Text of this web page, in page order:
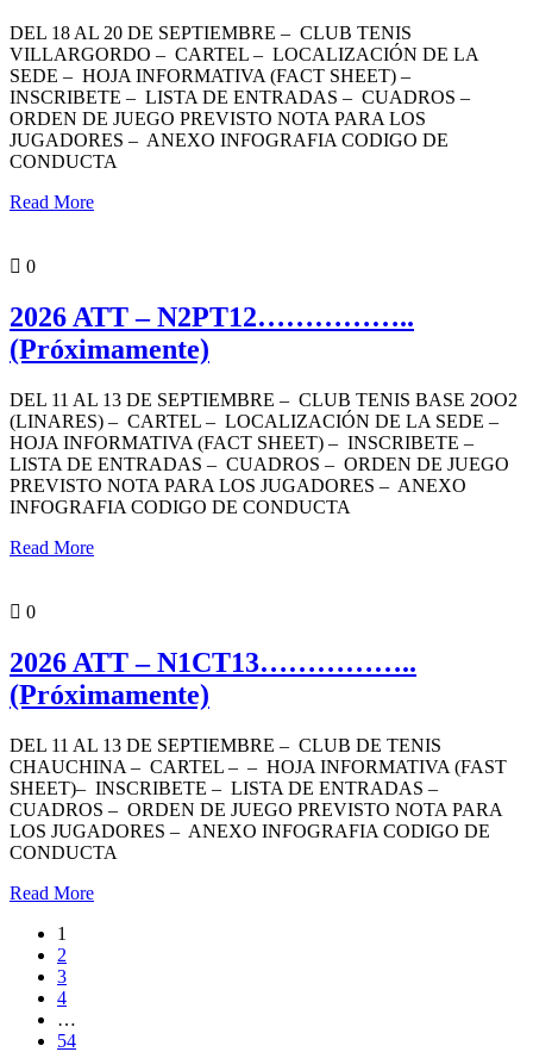
DEL 18 AL 20 DE SEPTIEMBRE – CLUB TENIS
VILLARGORDO – CARTEL – LOCALIZACIÓN DE LA
SEDE – HOJA INFORMATIVA (FACT SHEET) –
INSCRIBETE – LISTA DE ENTRADAS – CUADROS –
ORDEN DE JUEGO PREVISTO NOTA PARA LOS
JUGADORES – ANEXO INFOGRAFIA CODIGO DE
CONDUCTA
Read More
0
2026 ATT – N2PT12……………..
(Próximamente)
DEL 11 AL 13 DE SEPTIEMBRE – CLUB TENIS BASE 2OO2
(LINARES) – CARTEL – LOCALIZACIÓN DE LA SEDE –
HOJA INFORMATIVA (FACT SHEET) – INSCRIBETE –
LISTA DE ENTRADAS – CUADROS – ORDEN DE JUEGO
PREVISTO NOTA PARA LOS JUGADORES – ANEXO
INFOGRAFIA CODIGO DE CONDUCTA
Read More
0
2026 ATT – N1CT13……………..
(Próximamente)
DEL 11 AL 13 DE SEPTIEMBRE – CLUB DE TENIS
CHAUCHINA – CARTEL – – HOJA INFORMATIVA (FAST
SHEET)– INSCRIBETE – LISTA DE ENTRADAS –
CUADROS – ORDEN DE JUEGO PREVISTO NOTA PARA
LOS JUGADORES – ANEXO INFOGRAFIA CODIGO DE
CONDUCTA
Read More
1
2
3
4
…
54